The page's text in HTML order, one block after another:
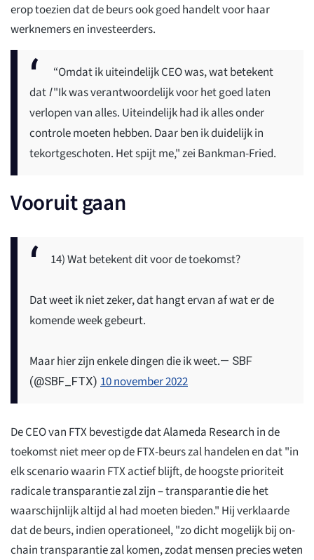
erop toezien dat de beurs ook goed handelt voor haar
werknemers en investeerders.
“Omdat ik uiteindelijk CEO was, wat betekent
datl"Ik was verantwoordelijk voor het goed laten
verlopen van alles. Uiteindelijk had ik alles onder
controle moeten hebben. Daar ben ik duidelijk in
tekortgeschoten. Het spijt me," zei Bankman-Fried.
Vooruit gaan
14) Wat betekent dit voor de toekomst?
Dat weet ik niet zeker, dat hangt ervan af wat er de
komende week gebeurt.
Maar hier zijn enkele dingen die ik weet.— SBF
(@SBF_FTX) 10 november 2022
De CEO van FTX bevestigde dat Alameda Research in de
toekomst niet meer op de FTX-beurs zal handelen en dat "in
elk scenario waarin FTX actief blijft, de hoogste prioriteit
radicale transparantie zal zijn – transparantie die het
waarschijnlijk altijd al had moeten bieden." Hij verklaarde
dat de beurs, indien operationeel, "zo dicht mogelijk bij on-
chain transparantie zal komen, zodat mensen precies weten